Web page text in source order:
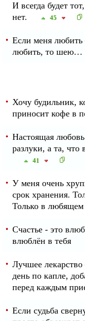
И всегда будет
нет.
45
Если меня любить
любить, то шею…
Хочу будильник,
приносит кофе в
Настоящая
разлуки, а та, что
41
У меня очень
срок хранения.
Только в любящем
Счастье - это
влюблён в тебя
Лучшее
день по капле,
перед каждым
Если судьба